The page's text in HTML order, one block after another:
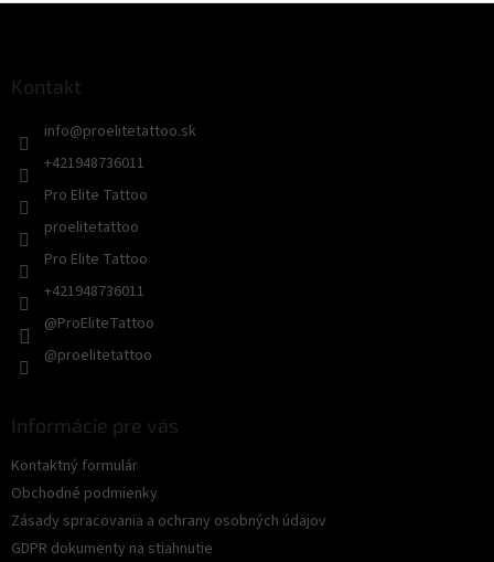
Kontakt
info@proelitetattoo.sk
+421948736011
Pro Elite Tattoo
proelitetattoo
Pro Elite Tattoo
+421948736011
@ProEliteTattoo
@proelitetattoo
Informácie pre vás
Kontaktný formulár
Obchodné podmienky
Zásady spracovania a ochrany osobných údajov
GDPR dokumenty na stiahnutie